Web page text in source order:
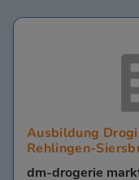
Ausbildung
Rehlingen-
dm-drogerie